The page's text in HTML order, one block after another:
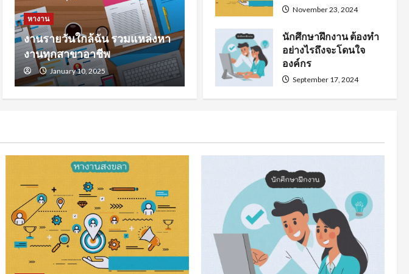
หางานสงขลา การเตรียมความพร้อม
รับมือการหางาน
November 23, 2024
November 23, 2024
นักศึกษาฝึกงาน ต้องทำ
อย่างไรถึงจะโดนใจ
องค์กร
September 17, 2024
หางาน
งานรายวันใกล้ฉัน รวมแหล่งหา
งานทุกสาขาอาชีพ
January 10, 2025